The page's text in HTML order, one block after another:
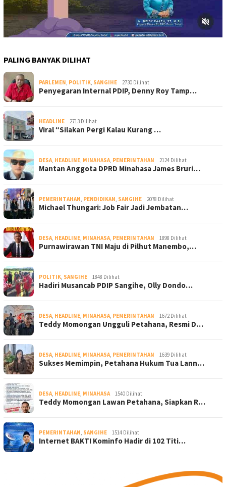
PALING BANYAK DILIHAT
PARLEMEN POLITIK SANGIHE 2730 Dilihat
Penyegaran Internal PDIP, Denny Roy Tamp…
HEADLINE 2713 Dilihat
Viral “Silakan Pergi Kalau Kurang …
DESA HEADLINE MINAHASA PEMERINTAHAN 2124 Dilihat
Mantan Anggota DPRD Minahasa James Bruri…
PEMERINTAHAN PENDIDIKAN SANGIHE 2078 Dilihat
Michael Thungari: Job Fair Jadi Jembatan…
DESA HEADLINE MINAHASA PEMERINTAHAN 1898 Dilihat
Purnawirawan TNI Maju di Pilhut Manembo,…
POLITIK SANGIHE 1848 Dilihat
Hadiri Musancab PDIP Sangihe, Olly Dondo…
DESA HEADLINE MINAHASA PEMERINTAHAN 1672 Dilihat
Teddy Momongan Ungguli Petahana, Resmi D…
DESA HEADLINE MINAHASA PEMERINTAHAN 1639 Dilihat
Sukses Memimpin, Petahana Hukum Tua Lann…
DESA HEADLINE MINAHASA 1540 Dilihat
Teddy Momongan Lawan Petahana, Siapkan R…
PEMERINTAHAN SANGIHE 1514 Dilihat
Internet BAKTI Kominfo Hadir di 102 Titi…